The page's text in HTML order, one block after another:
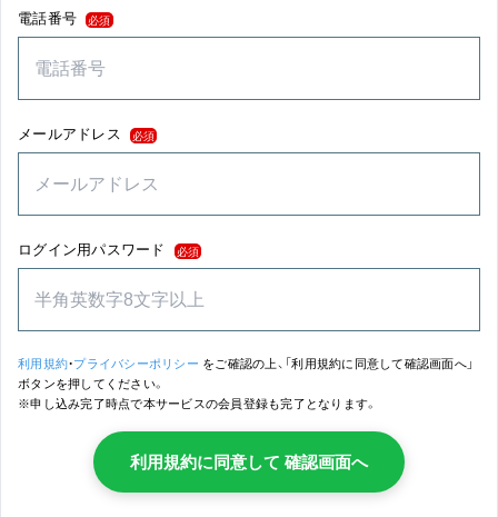
電話番号 必須
メールアドレス 必須
ログイン用パスワード 必須
利用規約・プライバシーポリシー をご確認の上、「利用規約に同意して確認画面へ」
ボタンを押してください。
※申し込み完了時点で本サービスの会員登録も完了となります。
利用規約に同意して 確認画面へ